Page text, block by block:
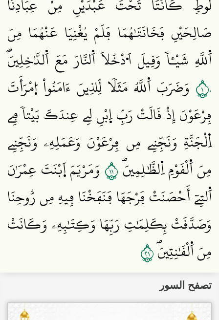
صَالِحَيْنِ فَخَانَتَٰهُمَا فَلَمْ يُغْنِيَا عَنْهُمَا مِنَ
اَ۬للَّهِ شَيْـٔاٗ وَقِيلَ اَ۟دْخُلَا اَ۬لنَّارَ مَعَ اَ۬لدَّٰخِلِينَۖ
١٠ وَضَرَبَ اَ۬للَّهُ مَثَلاٗ لِّلذِينَ ءَامَنُواْ اُ۪مْرَأَتَ
فِرْعَوْنَ إِذْ قَالَتْ رَبِّ اِ۪بْنِ لِے عِندَكَ بَيْتاٗ فِے
اِ۬لْجَنَّةِ وَنَجِّنِے مِن فِرْعَوْنَ وَعَمَلِهِۦ وَنَجِّنِے
مِنَ اَ۬لْقَوْمِ اِ۬لظَّٰلِمِينَۖ١١ وَمَرْيَمَ اَ۪بْنَتَ عِمْرَٰنَ
اَ۬لتِےٓ أَحْصَنَتْ فَرْجَهَا فَنَفَخْنَا فِيهِ مِن رُّوحِنَا
وَصَدَّقَتْ بِكَلِمَٰتِ رَبِّهَا وَكِتَٰبِهِۦ وَكَانَتْ
مِنَ اَ۬لْقَٰنِتِينَۖ١٢
تصفح السور